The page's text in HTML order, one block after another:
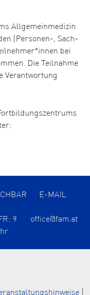
Allgemeinmedizin
(Personen-, Sach-
bei
Die Teilnahme
Verantwortung
E-MAIL
9
office@fam.at